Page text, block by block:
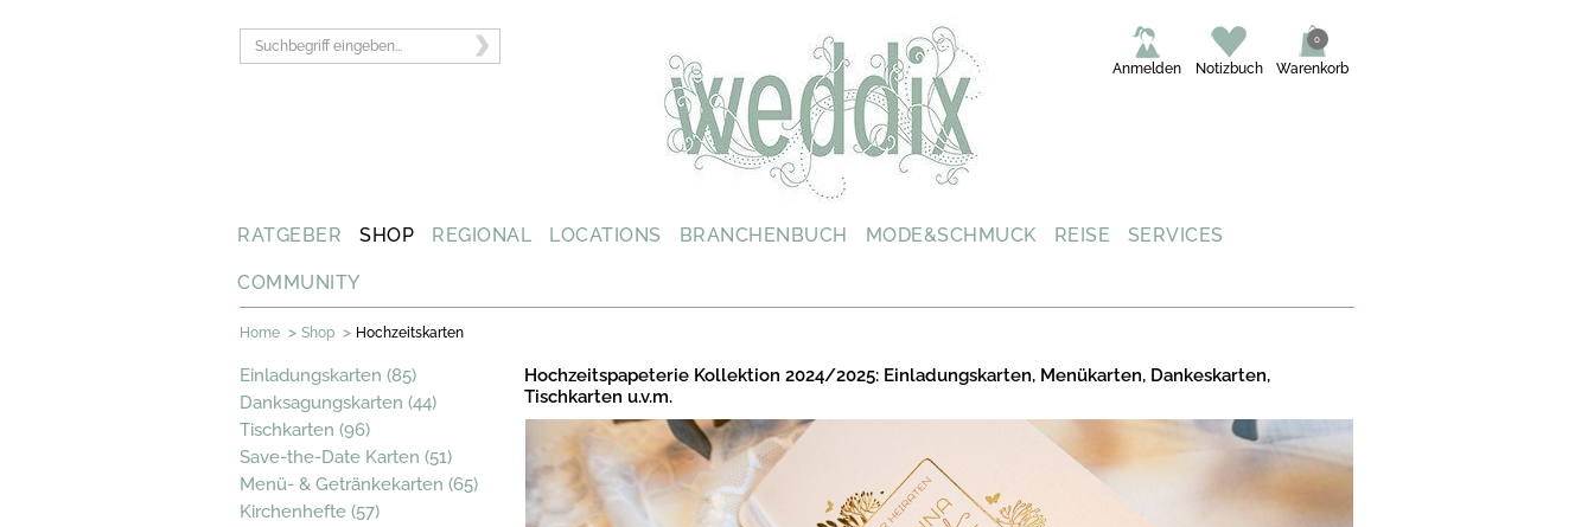
Warenkorb
0
Notizbuch
Anmelden
RATGEBER SHOP REGIONAL LOCATIONS BRANCHENBUCH MODE&SCHMUCK REISE SERVICES
COMMUNITY
Home > Shop > Hochzeitskarten
Einladungskarten (85)
Danksagungskarten (44)
Tischkarten (96)
Save-the-Date Karten (51)
Menü- & Getränkekarten (65)
Kirchenhefte (57)
Hochzeitspapeterie Kollektion 2024/2025: Einladungskarten, Menükarten, Dankeskarten,
Tischkarten u.v.m.